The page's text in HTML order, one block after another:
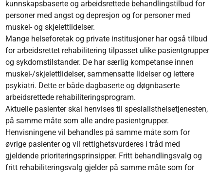
kunnskapsbaserte og arbeidsrettede behandlingstilbud for
personer med angst og depresjon og for personer med
muskel- og skjelettlidelser.
Mange helseforetak og private institusjoner har også tilbud
for arbeidsrettet rehabilitering tilpasset ulike pasientgrupper
og sykdomstilstander. De har særlig kompetanse innen
muskel-/skjelettlidelser, sammensatte lidelser og lettere
psykiatri. Dette er både dagbaserte og døgnbaserte
arbeidsrettede rehabiliteringsprogram.
Aktuelle pasienter skal henvises til spesialisthelsetjenesten,
på samme måte som alle andre pasientgrupper.
Henvisningene vil behandles på samme måte som for
øvrige pasienter og vil rettighetsvurderes i tråd med
gjeldende prioriteringsprinsipper. Fritt behandlingsvalg og
fritt rehabiliteringsvalg gjelder på samme måte som for